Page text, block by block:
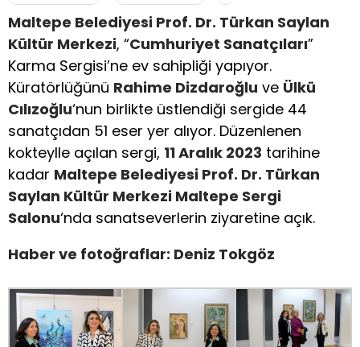
Maltepe Belediyesi Prof. Dr. Türkan Saylan
Kültür Merkezi, “Cumhuriyet Sanatçıları”
Karma Sergisi’ne ev sahipliği yapıyor.
Küratörlüğünü Rahime Dizdaroğlu ve Ülkü
Cılızoğlu‘nun birlikte üstlendiği sergide 44
sanatçıdan 51 eser yer alıyor. Düzenlenen
kokteylle açılan sergi, 11 Aralık 2023 tarihine
kadar Maltepe Belediyesi Prof. Dr. Türkan
Saylan Kültür Merkezi Maltepe Sergi
Salonu‘nda sanatseverlerin ziyaretine açık.
Haber ve fotoğraflar: Deniz Tokgöz